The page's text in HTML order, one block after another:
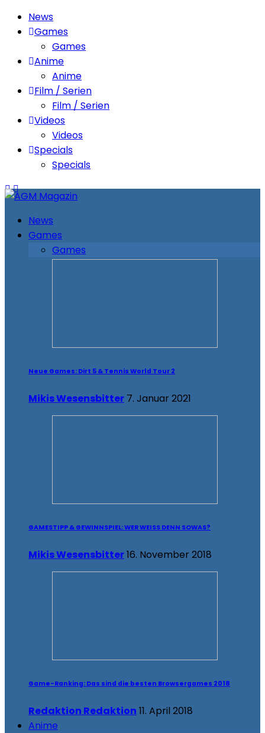
News
Games
Games
Anime
Anime
Film / Serien
Film / Serien
Videos
Videos
Specials
Specials
News
Games
Games
Neue Games: Dirt 5 & Tennis World Tour 2
Mikis Wesensbitter 7. Januar 2021
GAMESTIPP & GEWINNSPIEL: WER WEISS DENN SOWAS?
Mikis Wesensbitter16. November 2018
Game-Ranking: Das sind die besten Browsergames 2018
Redaktion Redaktion 11. April 2018
Anime